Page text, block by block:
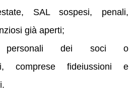
SAL sospesi, penali,
già aperti;
personali dei soci o
comprese fideiussioni e